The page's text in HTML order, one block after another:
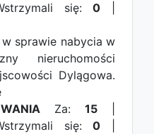
się:0
w sprawie nabycia w
nieruchomości
Dylągowa.
Za: 15
się:0